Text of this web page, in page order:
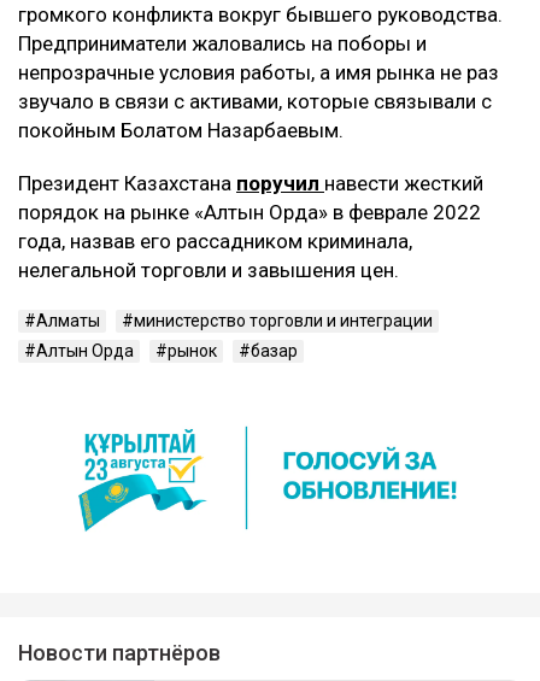
громкого конфликта вокруг бывшего руководства.
Предприниматели жаловались на поборы и
непрозрачные условия работы, а имя рынка не раз
звучало в связи с активами, которые связывали с
покойным Болатом Назарбаевым.
Президент Казахстана поручил навести жесткий
порядок на рынке «Алтын Орда» в феврале 2022
года, назвав его рассадником криминала,
нелегальной торговли и завышения цен.
Алматы
министерство торговли и интеграции
Алтын Орда
рынок базар